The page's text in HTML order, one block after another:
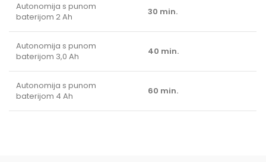
Autonomija s punom
baterijom 2 Ah
30 min.
Autonomija s punom
baterijom 3,0 Ah
40 min.
Autonomija s punom
baterijom 4 Ah
60 min.